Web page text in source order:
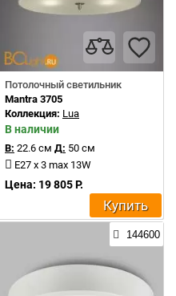
Потолочный светильник
Mantra 3705
Коллекция: Lua
В наличии
В: 22.6 см Д: 50 см
E27 x 3 max 13W
Цена: 19 805 Р.
Купить
144600